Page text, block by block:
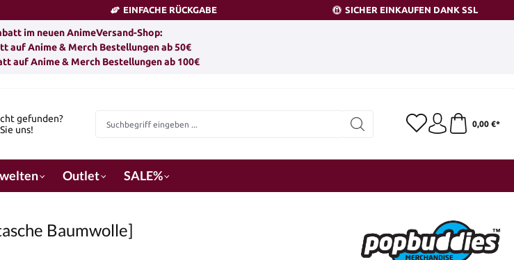
EINFACHE RÜCKGABE SICHER EINKAUFEN DANK SSL
im neuen AnimeVersand-Shop:
auf Anime & Merch Bestellungen ab 50€
auf Anime & Merch Bestellungen ab 100€
gefunden?
uns!
0,00 €*
Outlet SALE%
Baumwolle]